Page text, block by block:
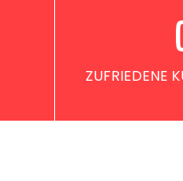
ZUFRIEDENE